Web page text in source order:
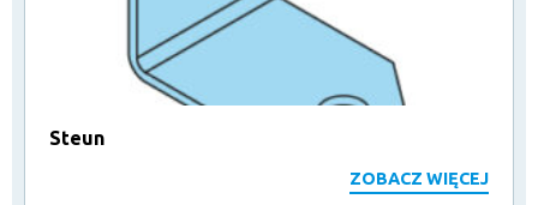
Steun
ZOBACZ WIĘCEJ